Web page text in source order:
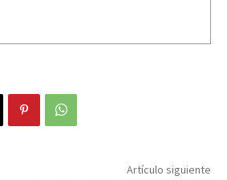
Artículo siguiente